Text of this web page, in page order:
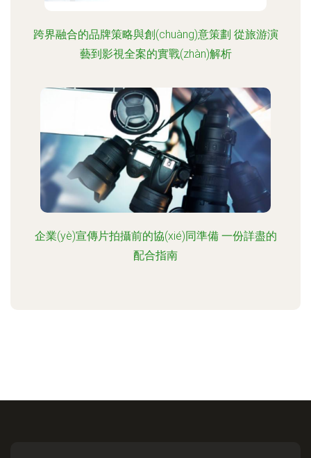
跨界融合的品牌策略與創(chuàng)意策劃 從旅游演
藝到影視全案的實戰(zhàn)解析
企業(yè)宣傳片拍攝前的協(xié)同準備 一份詳盡的
配合指南